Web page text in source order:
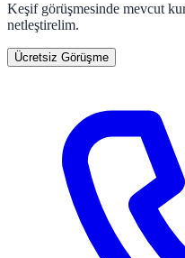
Keşif görüşmesinde mevcut
netleştirelim.
Ücretsiz Görüşme